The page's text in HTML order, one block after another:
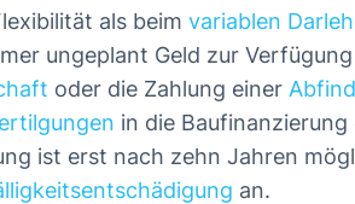
als beim variablen
ungeplant Geld zur
oder die Zahlung einer
in die
ist erst nach zehn Jahren
an.